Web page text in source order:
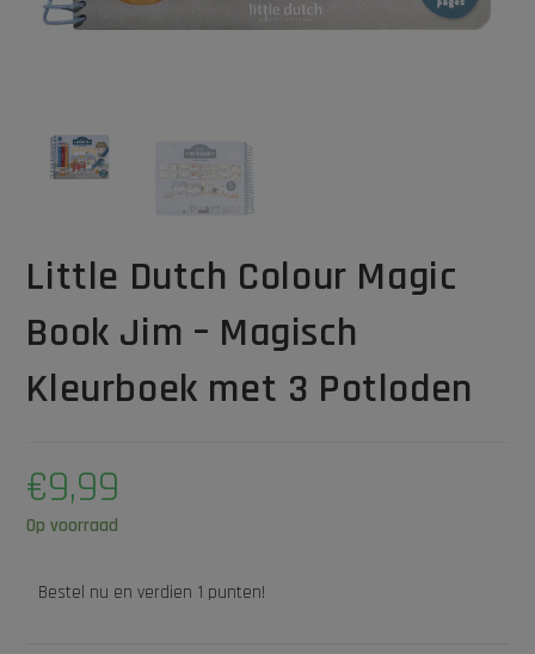
Little Dutch Colour Magic
Book Jim – Magisch
Kleurboek met 3 Potloden
€9,99
Op voorraad
Bestel nu en verdien 1 punten!